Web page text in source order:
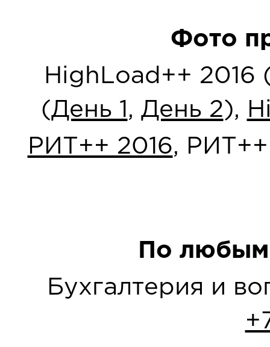
Фото
HighLoad++ 2016
(День 1 , День 2 ),
РИТ++ 2016,
По любым
Бухгалтерия и